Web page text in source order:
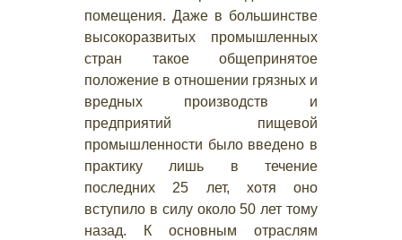
помещения. Даже в большинстве
высокоразвитых промышленных
стран такое общепринятое
положение в отношении грязных и
вредных производств и
предприятий пищевой
промышленности было введено в
практику лишь в течение
последних 25 лет, хотя оно
вступило в силу около 50 лет тому
назад. К основным отраслям